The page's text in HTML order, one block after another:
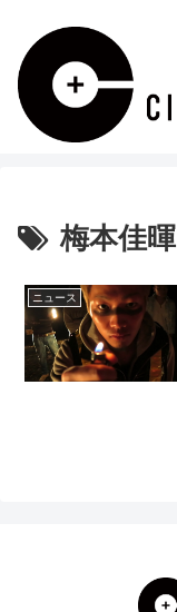
梅本佳暉
ニュース